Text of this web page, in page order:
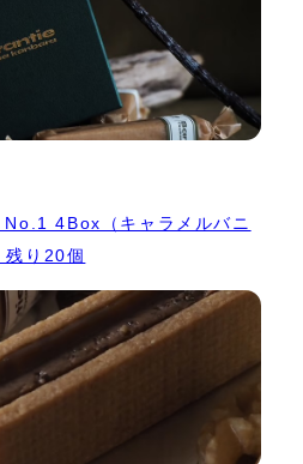
4Box（キャラメルバニ
残り20個